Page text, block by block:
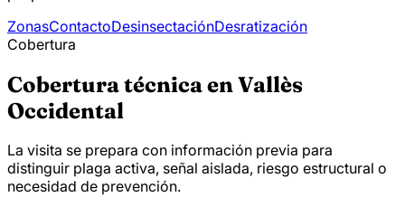
ZonasContactoDesinsectaciónDesratización
Cobertura
Cobertura técnica en Vallès
Occidental
La visita se prepara con información previa para
distinguir plaga activa, señal aislada, riesgo estructural o
necesidad de prevención.